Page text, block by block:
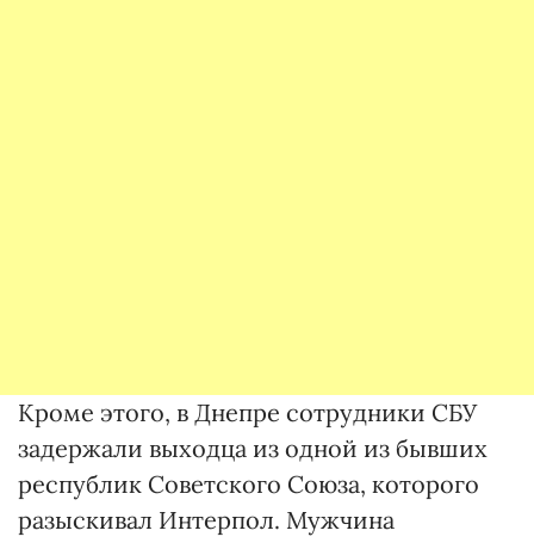
Кроме этого, в Днепре сотрудники СБУ
задержали выходца из одной из бывших
республик Советского Союза, которого
разыскивал Интерпол. Мужчина